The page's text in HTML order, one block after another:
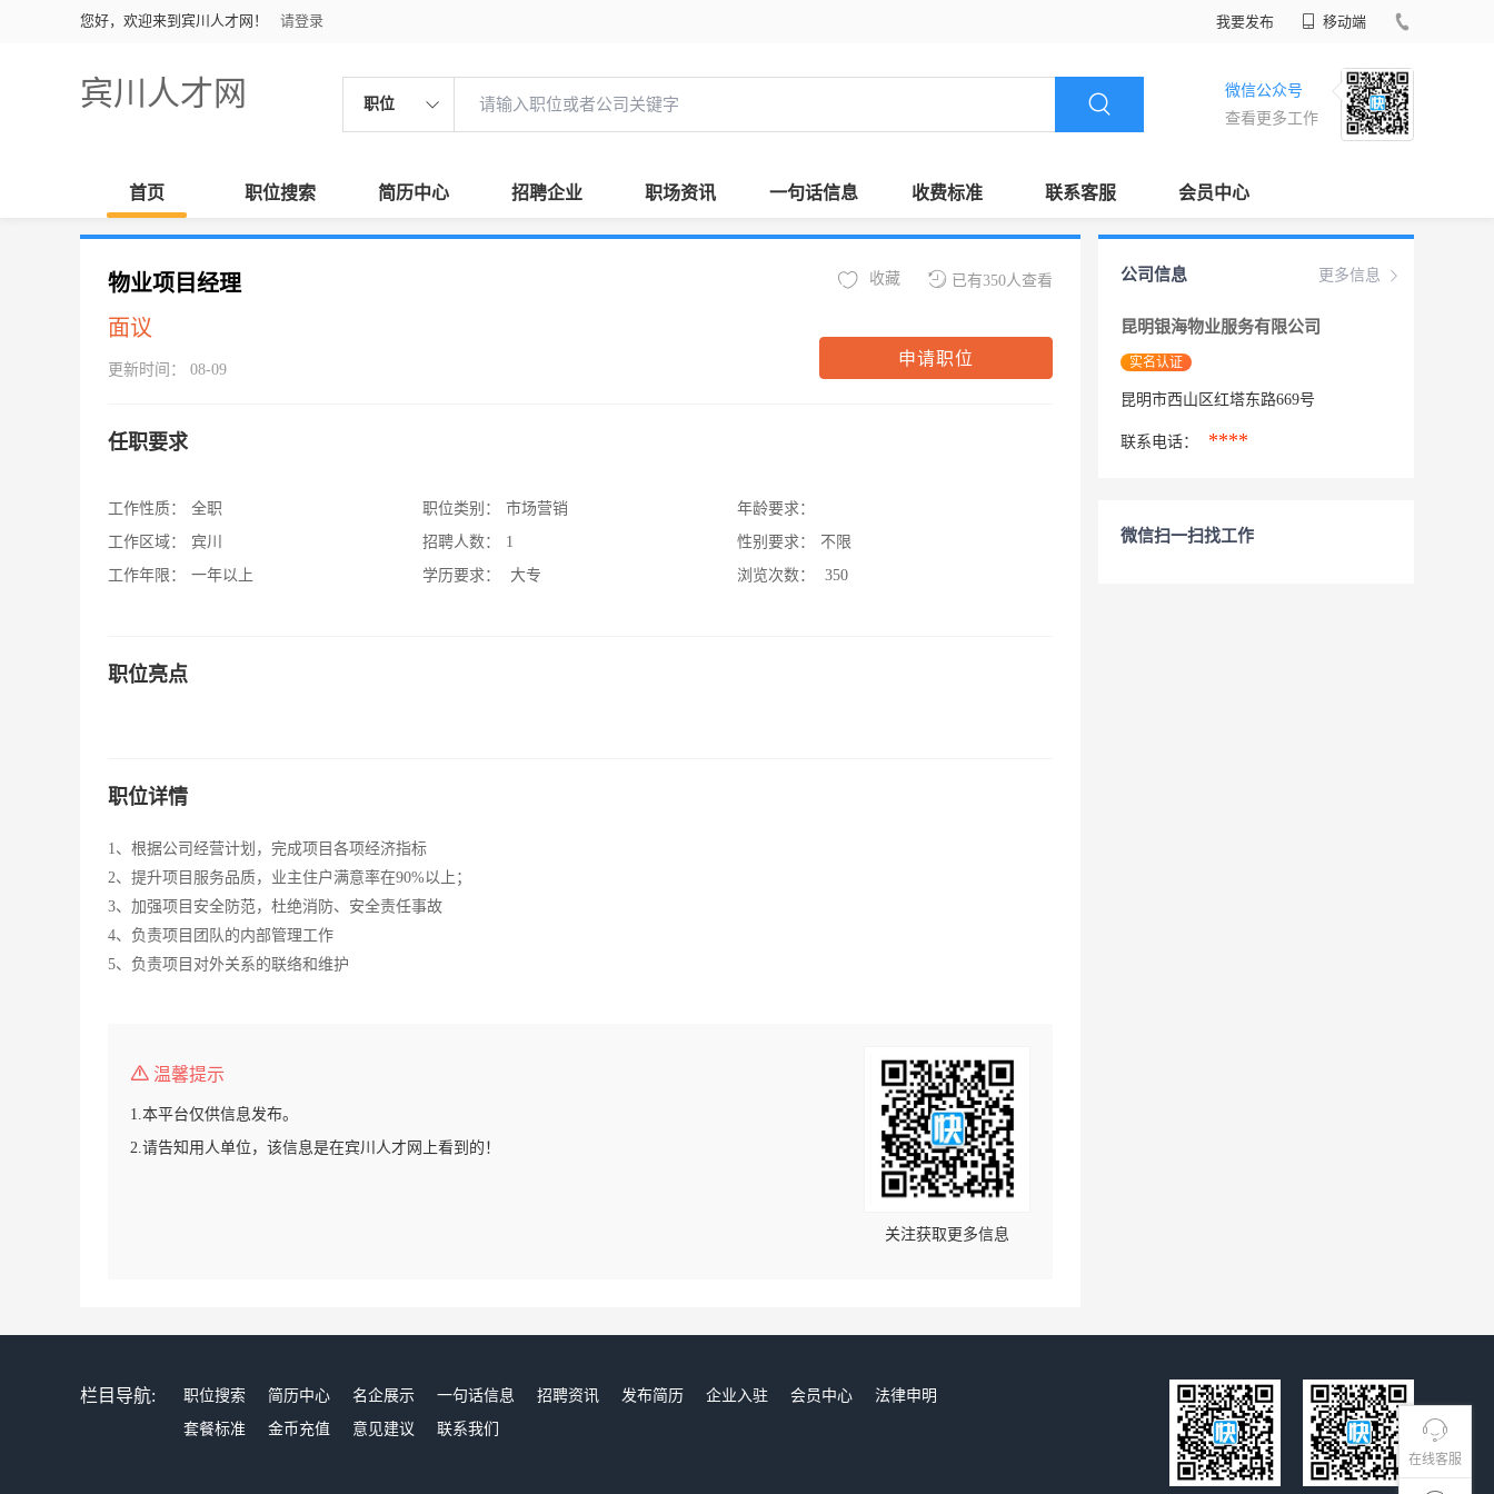
您好，欢迎来到宾川人才网！ 请登录 我要发布 移动端
宾川人才网 职位
微信公众号
查看更多工作
首页 职位搜索 简历中心 招聘企业 职场资讯 一句话信息 收费标准 联系客服 会员中心
在线客服
物业项目经理
面议
更新时间： 08-09
已有350人查看
收藏
申请职位
任职要求
工作性质：
全职
工作区域：
宾川
工作年限：
一年以上
职位类别：
市场营销
招聘人数：
1
学历要求：
大专
年龄要求：
性别要求：
不限
浏览次数：
350
职位亮点
职位详情
1、根据公司经营计划，完成项目各项经济指标
2、提升项目服务品质，业主住户满意率在90%以上；
3、加强项目安全防范，杜绝消防、安全责任事故
4、负责项目团队的内部管理工作
5、负责项目对外关系的联络和维护
温馨提示
1.本平台仅供信息发布。
2.请告知用人单位，该信息是在宾川人才网上看到的！
关注获取更多信息
更多信息
公司信息
昆明银海物业服务有限公司
实名认证
昆明市西山区红塔东路669号
联系电话： ****
微信扫一扫找工作
栏目导航: 职位搜索 简历中心 名企展示 一句话信息 招聘资讯 发布简历 企业入驻 会员中心
法律申明
套餐标准
金币充值 意见建议 联系我们